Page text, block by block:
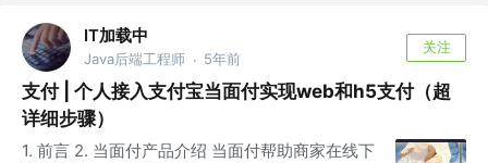
IT加载中
Java后端工程师 · 5年前
关注
支付 | 个人接入支付宝当面付实现web和h5支付（超
详细步骤）
1. 前言 2. 当面付产品介绍 当面付帮助商家在线下